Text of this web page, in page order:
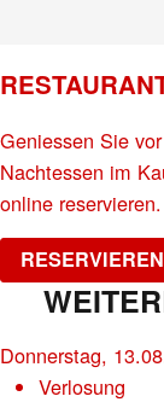
Geniessen Sie
Nachtessen im
online reservieren.
RESERVIEREN
Donnerstag,
Verlosung